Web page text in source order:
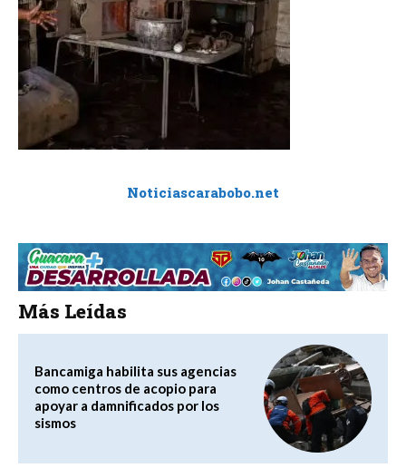
Noticiascarabobo.net
Más Leídas
Bancamiga habilita sus agencias
como centros de acopio para
apoyar a damnificados por los
sismos